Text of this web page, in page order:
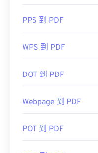
PPS 到 PDF
WPS 到 PDF
DOT 到 PDF
Webpage 到 PDF
POT 到 PDF